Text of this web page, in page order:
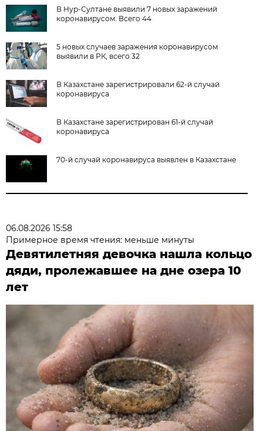
В Нур-Султане выявили 7 новых заражений
коронавирусом. Всего 44
5 новых случаев заражения коронавирусом
выявили в РК, всего 32
В Казахстане зарегистрировали 62-й случай
коронавируса
В Казахстане зарегистрирован 61-й случай
коронавируса
70-й случай коронавируса выявлен в Казахстане
06.08.2026 15:58
Примерное время чтения: меньше минуты
Девятилетняя девочка нашла кольцо
дяди, пролежавшее на дне озера 10
лет